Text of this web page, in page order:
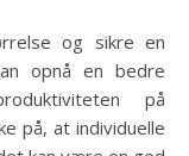
og sikre en
opnå en bedre
på
på, at individuelle